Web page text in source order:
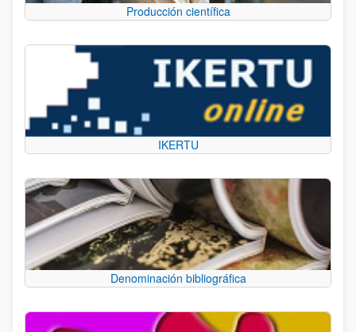
Producción científica
IKERTU
Denominación bibliográfica